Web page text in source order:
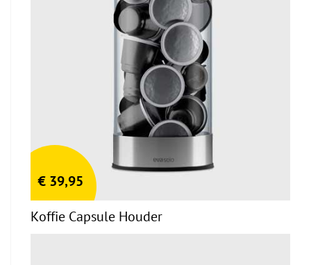
€ 39,95
Koffie Capsule Houder